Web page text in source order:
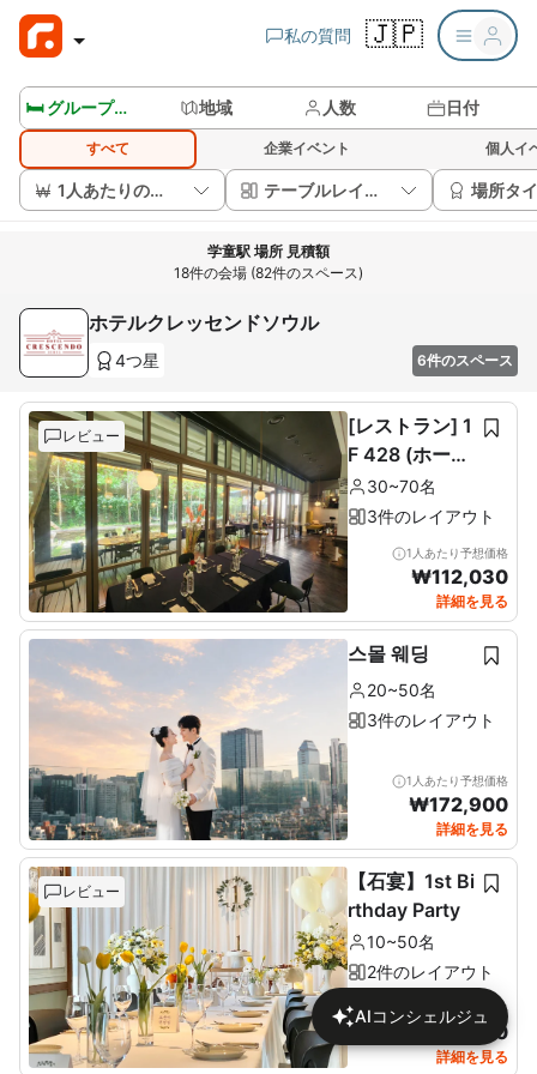
私の質問 🇯🇵
🛏️ グループルームを見る 地域 人数 日付
すべて 企業イベント 個人イ
1人あたりの価格 テーブルレイアウト 場所タ
学童駅 場所 見積額
18件の会場 (82件のスペース)
ホテルクレッセンドソウル
4つ星 6件のスペース
レビュー
[レストラン] 1
F 428 (ホール
60席+ルーム1
0席)
30~70名
3件のレイアウト
1人あたり予想価格
₩112,030
詳細を見る
스몰 웨딩
20~50名
3件のレイアウト
1人あたり予想価格
₩172,900
詳細を見る
レビュー
【石宴】1st Bi
rthday Party
10~50名
2件のレイアウト
1人あたり予想価格
137,680
詳細を見る
AIコンシェルジュ